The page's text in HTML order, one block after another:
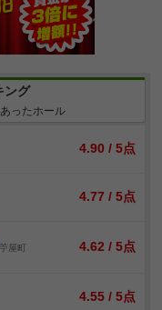
ング
ったホール
4.90 / 5点
4.77 / 5点
屋町
4.62 / 5点
4.55 / 5点